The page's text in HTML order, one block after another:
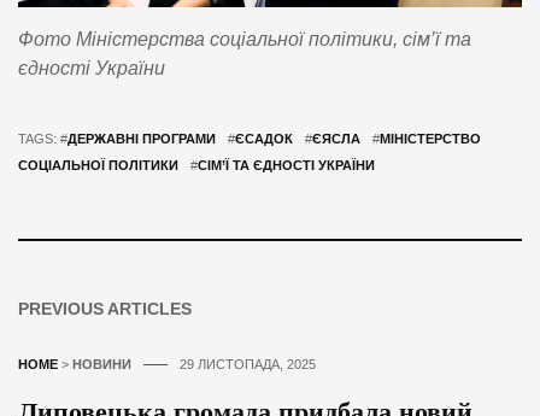
Фото Міністерства соціальної політики, сім’ї та
єдності України
TAGS: #ДЕРЖАВНІ ПРОГРАМИ #ЄСАДОК #ЄЯСЛА #МІНІСТЕРСТВО
СОЦІАЛЬНОЇ ПОЛІТИКИ
#СІМ’Ї ТА ЄДНОСТІ УКРАЇНИ
PREVIOUS ARTICLES
HOME > НОВИНИ 29 ЛИСТОПАДА, 2025